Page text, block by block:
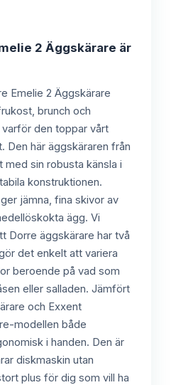
2 Äggskärare är
Emelie 2 Äggskärare
brunch och
den toppar vårt
Den här äggskäraren från
med sin robusta känsla i
konstruktionen.
jämna, fina skivor av
ägg. Vi
Dorre äggskärare har två
det enkelt att variera
beroende på vad som
eller salladen. Jämfört
och Exxent
modellen både
i handen. Den är
diskmaskin utan
plus för dig som vill ha